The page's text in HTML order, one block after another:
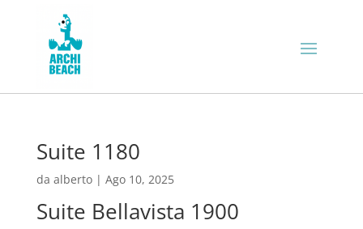
Suite 1180
da alberto| Ago 10, 2025
Suite Bellavista 1900